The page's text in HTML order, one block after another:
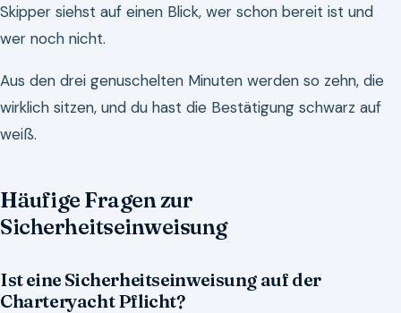
Skipper siehst auf einen Blick, wer schon bereit ist und
wer noch nicht.
Aus den drei genuschelten Minuten werden so zehn, die
wirklich sitzen, und du hast die Bestätigung schwarz auf
weiß.
Häufige Fragen zur
Sicherheitseinweisung
Ist eine Sicherheitseinweisung auf der
Charteryacht Pflicht?